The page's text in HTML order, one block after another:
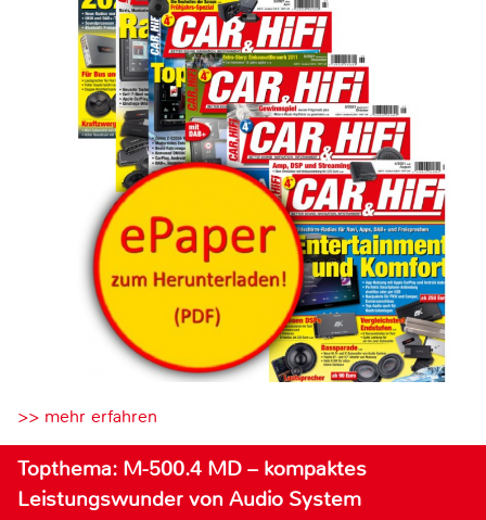
>> mehr erfahren
Topthema: M-500.4 MD – kompaktes
Leistungswunder von Audio System